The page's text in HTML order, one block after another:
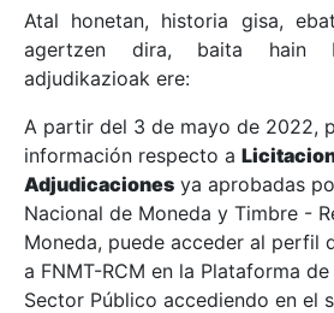
Erakutsi/Ezkutatu
Erakutsi/Ezkutatu
Erakutsi/Ezkutatu
Erakutsi/Ezkutatu
Atal honetan, historia gisa,
agertzen dira, baita hain
adjudikazioak ere:
A partir del 3 de mayo de 2022,
información respecto a
Adjudicaciones ya aprobadas
Nacional de Moneda y Timbre -
Moneda, puede acceder al perfil
a FNMT-RCM en la Plataforma
Sector Público accediendo en el